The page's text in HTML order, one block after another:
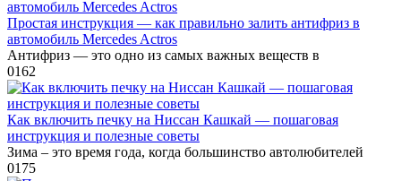
Простая инструкция — как правильно залить антифриз в
автомобиль Mercedes Actros
Антифриз — это одно из самых важных веществ в
0162
Как включить печку на Ниссан Кашкай — пошаговая
инструкция и полезные советы
Зима – это время года, когда большинство автолюбителей
0175